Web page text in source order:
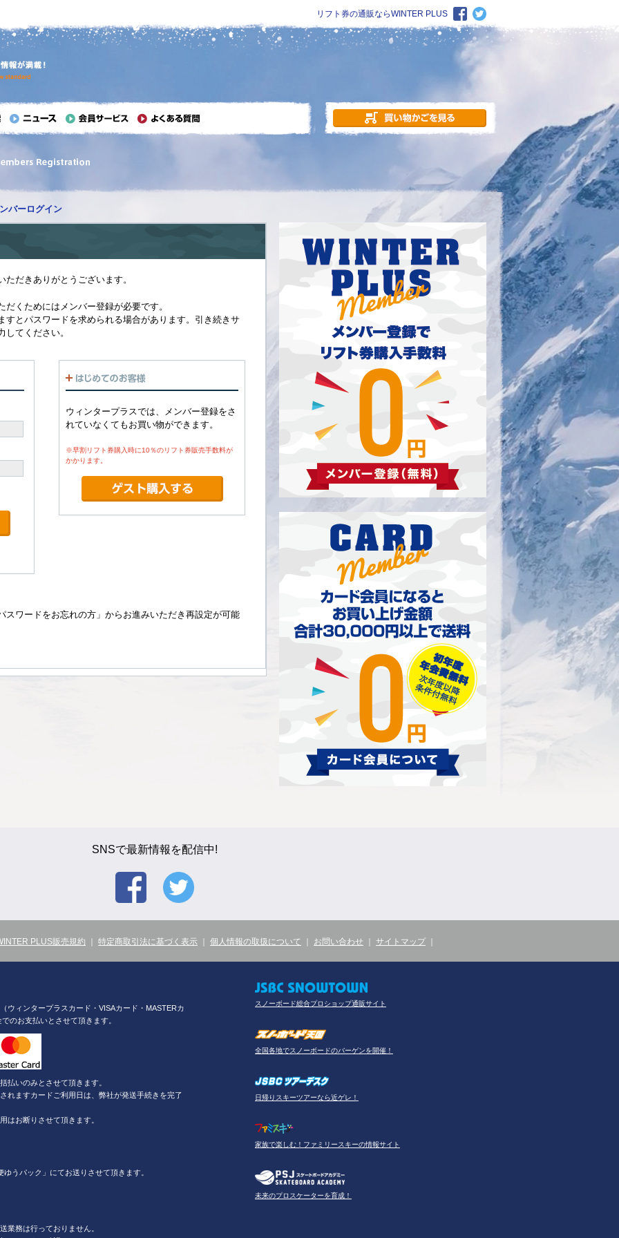
リフト券の通販ならWINTER PLUS
バーログイン
だきありがとうございます。
くためにはメンバー登録が必要です。
すとパスワードを求められる場合があります。引き続きサ
てください。
ウィンタープラスでは、メンバー登録をさ
れていなくてもお買い物ができます。
※早割リフト券購入時に10％のリフト券販売手数料が
かかります。
スワードをお忘れの方」からお進みいただき再設定が可能
SNSで最新情報を配信中!
PLUS販売規約 特定商取引法に基づく表示 個人情報の取扱について お問い合わせ サイトマップ
スノーボード総合プロショップ通販サイト
全国各地でスノーボードのバーゲンを開催！
日帰りスキーツアーなら近ゲレ！
家族で楽しむ！ファミリースキーの情報サイト
未来のプロスケーターを育成！
ウィンタープラスカード・VISAカード・MASTERカ
のお支払いとさせて頂きます。
払いのみとさせて頂きます。
れますカードご利用日は、弊社が発送手続きを完了
はお断りさせて頂きます。
うパック」にてお送りさせて頂きます。
業務は行っておりません。